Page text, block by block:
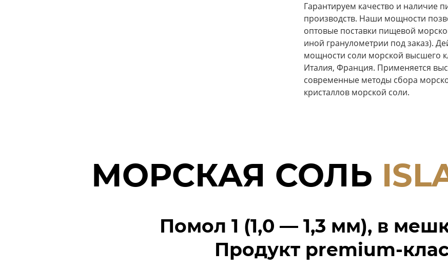
Гарантируем качество и наличие
производств. Наши мощности
оптовые поставки пищевой
иной гранулометрии под заказ).
мощности соли морской высшего
Италия, Франция. Применяется
современные методы сбора
кристаллов морской соли.
МОРСКАЯ СОЛЬ
Помол 1 (1,0 — 1,3 мм), в
Продукт premium-